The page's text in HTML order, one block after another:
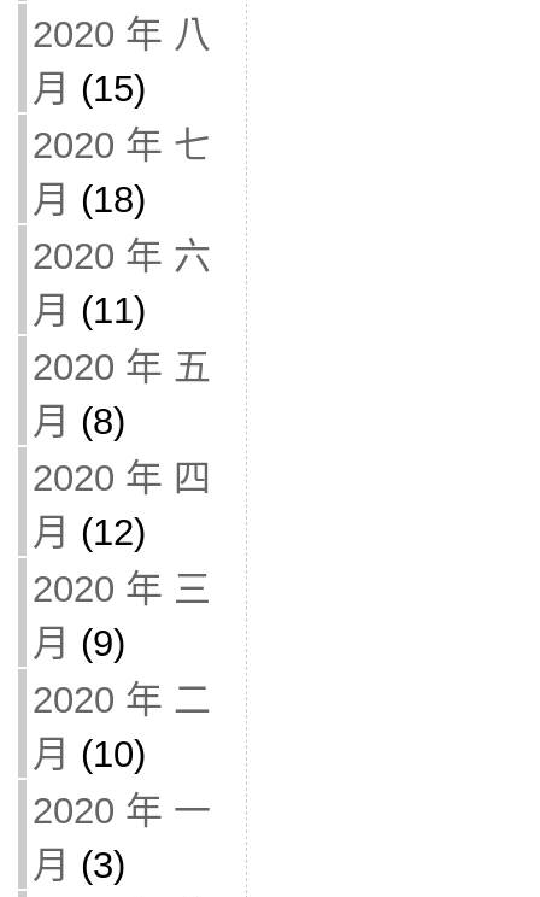
2020 年 八
月 (15)
2020 年 七
月 (18)
2020 年 六
月 (11)
2020 年 五
月 (8)
2020 年 四
月 (12)
2020 年 三
月 (9)
2020 年 二
月 (10)
2020 年 一
月 (3)